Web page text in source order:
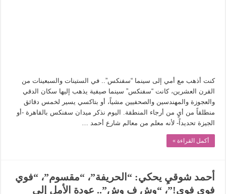
عوالم منصورة عز الدين.. حين يصبح الزمن بطل الرواية
الطعام في الحضارة الإسلامية.. تاريخ يُقرأ بالنكهات
يوم شاهدت زينات صدقي على المسرح وسرحت!
كنت أذهب مع أمي إلى سينما “سفنكس”.. في الستينات والسبعينات من
القرن العشرين، كانت “سفنكس” سينما صيفية يذهب إليها سكان الدقي
والعجوزة والمهندسين والصحفيين مشياً، أو بتاكسي يسير لخمس دقائق
منطلقاً من أيٍ من أرجاء المنطقة. اليوم نذكر ميدان سفنكس بالقاهرة -أو
الجيزة تحديداً- لأنه معلم من معالم شارع أحمد …
أكمل القراءة »
أحمد شوقيِ يحكي: “الحريفة”، “مقسوم”، “فوي
فوي فوي!”، “وش ف وش”.. عودة الأمل إلى